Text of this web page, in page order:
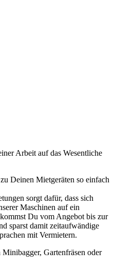
Arbeit auf das Wesentliche
Deinen Mietgeräten so einfach
sorgt dafür, dass sich
Maschinen auf ein
Du vom Angebot bis zur
sparst damit zeitaufwändige
mit Vermietern.
Gartenfräsen oder